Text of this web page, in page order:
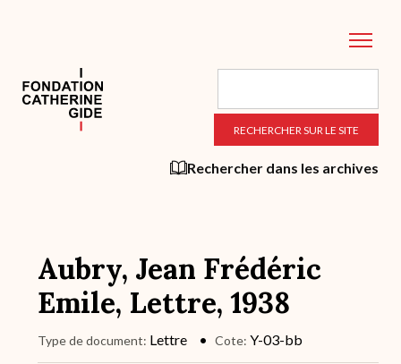
principal
Rechercher dans les archives
Aubry, Jean Frédéric
Emile, Lettre, 1938
Type de document Lettre Cote Y-03-bb